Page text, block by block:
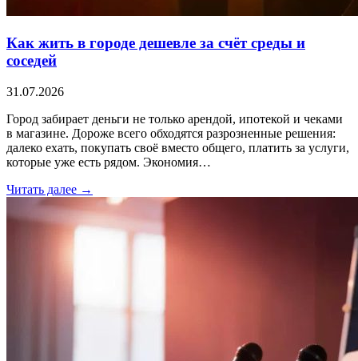
Как жить в городе дешевле за счёт среды и
соседей
31.07.2026
Город забирает деньги не только арендой, ипотекой и чеками
в магазине. Дороже всего обходятся разрозненные решения:
далеко ехать, покупать своё вместо общего, платить за услуги,
которые уже есть рядом. Экономия…
Читать далее →